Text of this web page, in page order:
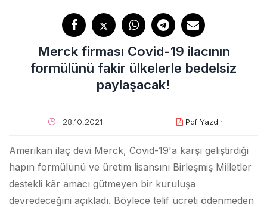
Merck firması Covid-19 ilacının
formülünü fakir ülkelerle bedelsiz
paylaşacak!
28.10.2021 Pdf Yazdır
Amerikan ilaç devi Merck, Covid-19'a karşı geliştirdiği
hapın formülünü ve üretim lisansını Birleşmiş Milletler
destekli kâr amacı gütmeyen bir kuruluşa
devredeceğini açıkladı. Böylece telif ücreti ödenmeden